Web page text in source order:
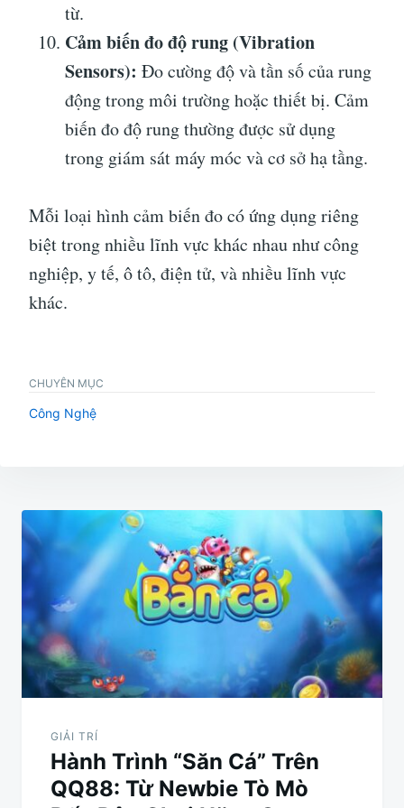
từ.
Cảm biến đo độ rung (Vibration
Sensors): Đo cường độ và tần số của rung
động trong môi trường hoặc thiết bị. Cảm
biến đo độ rung thường được sử dụng
trong giám sát máy móc và cơ sở hạ tầng.
Mỗi loại hình cảm biến đo có ứng dụng riêng
biệt trong nhiều lĩnh vực khác nhau như công
nghiệp, y tế, ô tô, điện tử, và nhiều lĩnh vực
khác.
CHUYÊN MỤC
Công Nghệ
Điều
hướng
bài
viết
GIẢI TRÍ
Hành Trình “Săn Cá” Trên
QQ88: Từ Newbie Tò Mò